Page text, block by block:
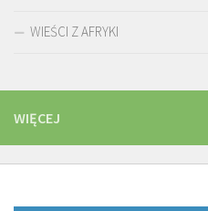
WIEŚCI Z AFRYKI
WIĘCEJ